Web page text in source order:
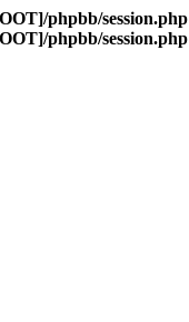
phpbb/session.php
phpbb/session.php